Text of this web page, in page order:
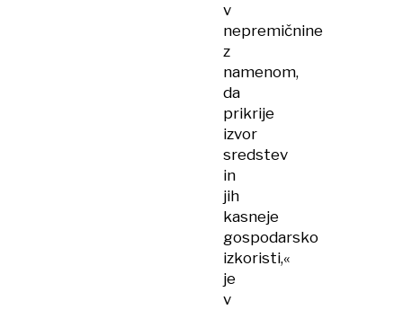
v
nepremičnine
z
namenom,
da
prikrije
izvor
sredstev
in
jih
kasneje
gospodarsko
izkoristi,«
je
v